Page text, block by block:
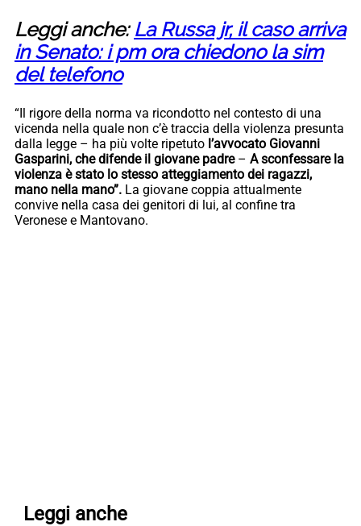
Leggi anche: La Russa jr, il caso arriva
in Senato: i pm ora chiedono la sim
del telefono
“Il rigore della norma va ricondotto nel contesto di una
vicenda nella quale non c’è traccia della violenza presunta
dalla legge – ha più volte ripetuto l’avvocato Giovanni
Gasparini, che difende il giovane padre– A sconfessare la
violenza è stato lo stesso atteggiamento dei ragazzi,
mano nella mano”. La giovane coppia attualmente
convive nella casa dei genitori di lui, al confine tra
Veronese e Mantovano.
Leggi anche